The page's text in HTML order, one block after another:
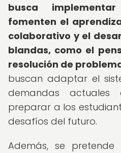
busca
fomenten el
colaborativo y el
blandas, como el
resolución de
buscan adaptar el
demandas
preparar a los
desafíos del futuro.
Además, se pretende